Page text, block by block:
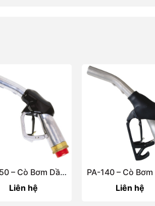
PA-250 – Cò Bơm Dầu Tự Động Công Suất Lớn 200 Lít/Phút | Gespasa Tây Ban Nha
Liên hệ
Liên hệ